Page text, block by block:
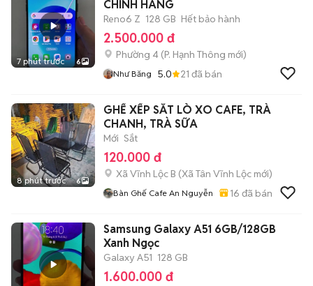
7 phút trước 6
CHÍNH HÃNG
Reno6 Z 128 GB Hết bảo hành
2.500.000 đ
Phường 4 (P. Hạnh Thông mới)
Như Băng 5.0 21 đã bán
8 phút trước 6
GHẾ XẾP SẮT LÒ XO CAFE, TRÀ
CHANH, TRÀ SỮA
Mới Sắt
120.000 đ
Xã Vĩnh Lộc B (Xã Tân Vĩnh Lộc mới)
Bàn Ghế Cafe An Nguyễn 16 đã bán
Samsung Galaxy A51 6GB/128GB
Xanh Ngọc
Galaxy A51 128 GB
1.600.000 đ